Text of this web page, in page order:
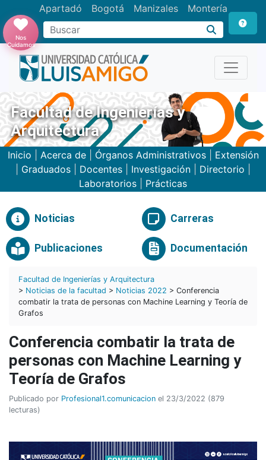
Apartadó Bogotá Manizales Montería
Buscar
Nos
Cuidamos
Facultad de Ingenierías y
Arquitectura
Inicio Acerca de| Órganos Administrativos| Extensión
Graduados Docentes Investigación Directorio
Laboratorios
Prácticas
Noticias Carreras
Publicaciones Documentación
Facultad de Ingenierías y Arquitectura
> Noticias de la facultad > Noticias 2022 > Conferencia
combatir la trata de personas con Machine Learning y Teoría de
Grafos
Conferencia combatir la trata de
personas con Machine Learning y
Teoría de Grafos
Publicado por Profesional1.comunicacion el 23/3/2022 (879
lecturas)